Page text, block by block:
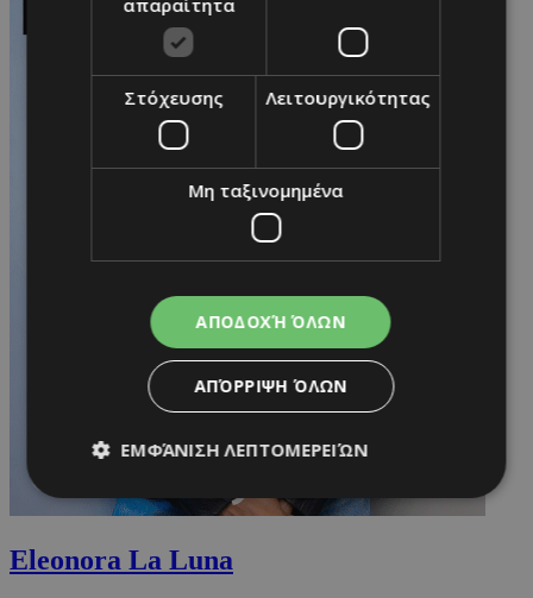
Eleonora La Luna
απαραίτητα
Στόχευσης Λειτουργικότητας
Μη ταξινομημένα
ΑΠΟΔΟΧΉ ΌΛΩΝ
ΑΠΌΡΡΙΨΗ ΌΛΩΝ
ΕΜΦΆΝΙΣΗ ΛΕΠΤΟΜΕΡΕΙΏΝ
Απολύτως απαραίτητα
Στόχευσης